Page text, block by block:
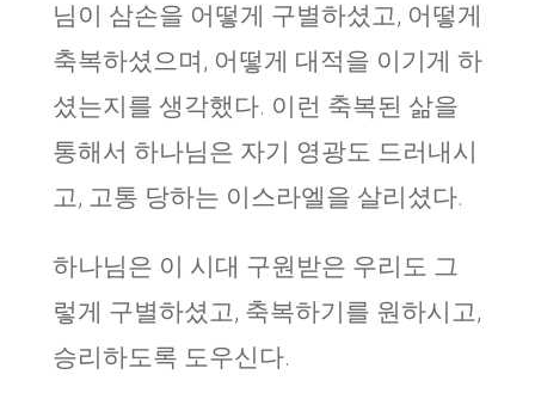
님이 삼손을 어떻게 구별하셨고, 어떻게
축복하셨으며, 어떻게 대적을 이기게 하
셨는지를 생각했다. 이런 축복된 삶을
통해서 하나님은 자기 영광도 드러내시
고, 고통 당하는 이스라엘을 살리셨다.
하나님은 이 시대 구원받은 우리도 그
렇게 구별하셨고, 축복하기를 원하시고,
승리하도록 도우신다.